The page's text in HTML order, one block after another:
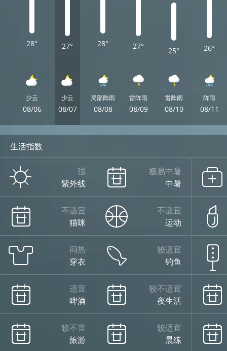
28°
少云
08/06
27°
少云
08/07
28°
局部阵雨
08/08
27°
雷阵雨
08/09
25°
雷阵雨
08/10
26°
阵雨
08/11
生活指数
强
紫外线
极易中暑
中暑
不适宜
猫咪
不适宜
运动
闷热
穿衣
较适宜
钓鱼
适宜
啤酒
较不适宜
夜生活
较不宜
旅游
较适宜
晨练